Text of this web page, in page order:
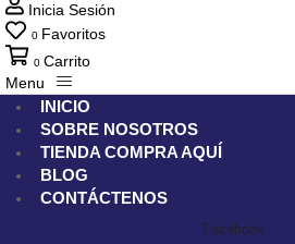
Inicia Sesión
0 Favoritos
0 Carrito
Menu
INICIO
SOBRE NOSOTROS
TIENDA COMPRA AQUÍ
BLOG
CONTÁCTENOS
Facebook